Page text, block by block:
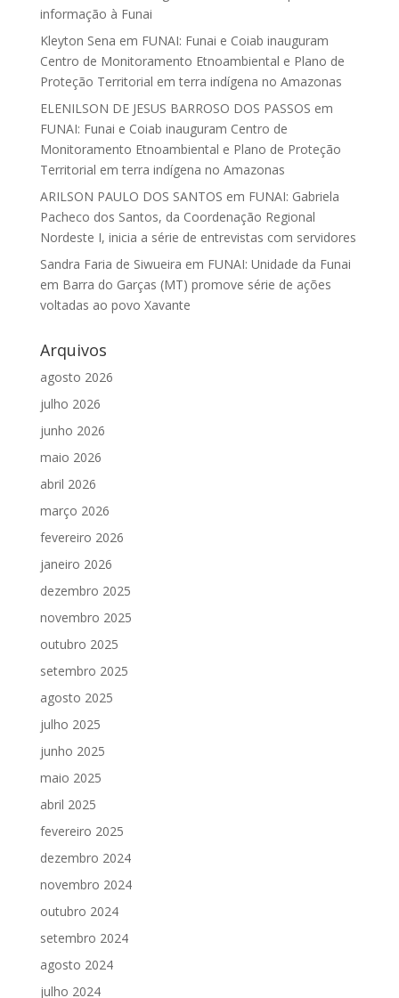
informação à Funai
Kleyton Sena em FUNAI: Funai e Coiab inauguram
Centro de Monitoramento Etnoambiental e Plano de
Proteção Territorial em terra indígena no Amazonas
ELENILSON DE JESUS BARROSO DOS PASSOS em
FUNAI: Funai e Coiab inauguram Centro de
Monitoramento Etnoambiental e Plano de Proteção
Territorial em terra indígena no Amazonas
ARILSON PAULO DOS SANTOS em FUNAI: Gabriela
Pacheco dos Santos, da Coordenação Regional
Nordeste I, inicia a série de entrevistas com servidores
Sandra Faria de Siwueira em FUNAI: Unidade da Funai
em Barra do Garças (MT) promove série de ações
voltadas ao povo Xavante
Arquivos
agosto 2026
julho 2026
junho 2026
maio 2026
abril 2026
março 2026
fevereiro 2026
janeiro 2026
dezembro 2025
novembro 2025
outubro 2025
setembro 2025
agosto 2025
julho 2025
junho 2025
maio 2025
abril 2025
fevereiro 2025
dezembro 2024
novembro 2024
outubro 2024
setembro 2024
agosto 2024
julho 2024